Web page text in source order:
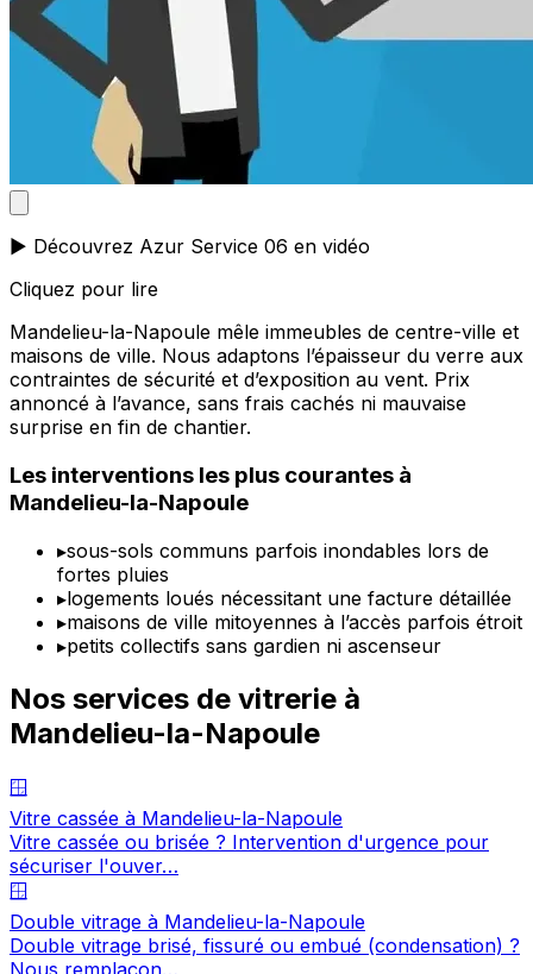
▶️ Découvrez Azur Service 06 en vidéo
Cliquez pour lire
Mandelieu-la-Napoule mêle immeubles de centre-ville et
maisons de ville. Nous adaptons l’épaisseur du verre aux
contraintes de sécurité et d’exposition au vent. Prix
annoncé à l’avance, sans frais cachés ni mauvaise
surprise en fin de chantier.
Les interventions les plus courantes à
Mandelieu-la-Napoule
▸sous-sols communs parfois inondables lors de
fortes pluies
▸logements loués nécessitant une facture détaillée
▸maisons de ville mitoyennes à l’accès parfois étroit
▸petits collectifs sans gardien ni ascenseur
Nos services de vitrerie à
Mandelieu-la-Napoule
🪟
Vitre cassée à Mandelieu-la-Napoule
Vitre cassée ou brisée ? Intervention d'urgence pour
sécuriser l'ouver…
🪟
Double vitrage à Mandelieu-la-Napoule
Double vitrage brisé, fissuré ou embué (condensation) ?
Nous remplaçon…